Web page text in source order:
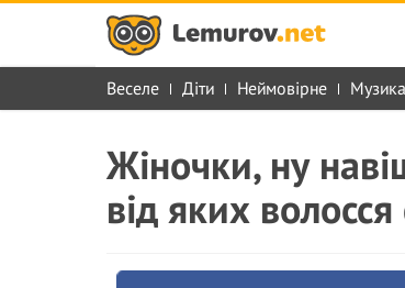
Веселе Діти Неймовірне Музика
Жіночки, ну
від яких